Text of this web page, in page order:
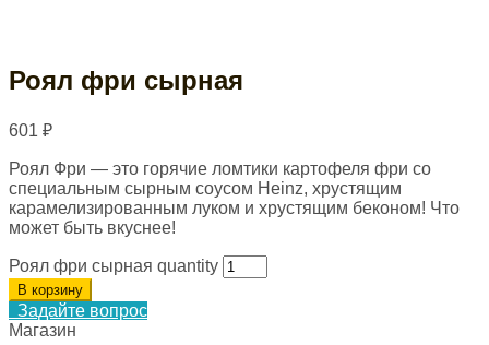
Роял фри сырная
601 ₽
Роял Фри — это горячие ломтики картофеля фри со
специальным сырным соусом Heinz, хрустящим
карамелизированным луком и хрустящим беконом! Что
может быть вкуснее!
Роял фри сырная quantity
В корзину
Задайте вопрос
Магазин